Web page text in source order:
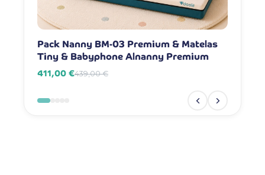
Pack Nanny BM-03 Premium & Matelas
Tiny & Babyphone Alnanny Premium
411,00 €439,00 €